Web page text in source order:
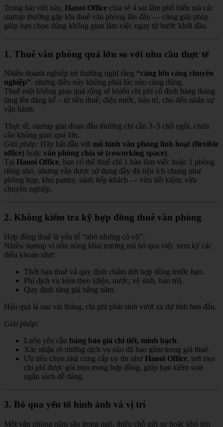
Trong bài viết này, Hanoi Office chia sẻ 4 sai lầm phổ biến mà các
startup thường gặp khi thuê văn phòng lần đầu — cùng giải pháp
giúp bạn chọn đúng không gian làm việc ngay từ bước khởi đầu.
1. Thuê văn phòng quá lớn so với nhu cầu thực tế
Nhiều doanh nghiệp trẻ thường nghĩ rằng “càng lớn càng chuyên
nghiệp”, nhưng điều này không phải lúc nào cũng đúng.
Thuê một không gian quá rộng sẽ khiến chi phí cố định hàng tháng
tăng lên đáng kể – từ tiền thuê, điện nước, bảo trì, cho đến nhân sự
vận hành.
Thực tế, startup giai đoạn đầu thường chỉ cần 3–5 chỗ ngồi, chưa
cần không gian quá lớn.
Giải pháp: Hãy bắt đầu với mô hình văn phòng linh hoạt (flexible
office) hoặc văn phòng chia sẻ (coworking space).
Tại Hanoi Office, bạn có thể thuê chỉ 1 bàn làm việc hoặc 1 phòng
riêng nhỏ, nhưng vẫn được sử dụng đầy đủ tiện ích chung như
phòng họp, khu pantry, sảnh tiếp khách — vừa tiết kiệm, vừa
chuyên nghiệp.
2. Không kiểm tra kỹ hợp đồng thuê văn phòng
Hợp đồng thuê là yếu tố “nhỏ nhưng có võ”.
Nhiều startup vì nôn nóng khai trương mà bỏ qua việc xem kỹ các
điều khoản như:
Thời hạn thuê và quy định chấm dứt hợp đồng trước hạn.
Phí dịch vụ kèm theo (điện, nước, vệ sinh, bảo trì).
Quy định tăng giá hằng năm.
Hậu quả là sau vài tháng, chi phí phát sinh vượt xa dự tính ban đầu.
Giải pháp:
Luôn yêu cầu bảng báo giá chi tiết, minh bạch.
Xác nhận rõ những dịch vụ nào đã bao gồm trong giá thuê.
Ưu tiên chọn nhà cung cấp uy tín như Hanoi Office, nơi mọi
chi phí được gói trọn trong hợp đồng, giúp bạn kiểm soát
ngân sách dễ dàng.
3. Bỏ qua yếu tố hình ảnh và vị trí
Một văn phòng nằm sâu trong ngõ, thiếu chỗ gửi xe hoặc khó tìm